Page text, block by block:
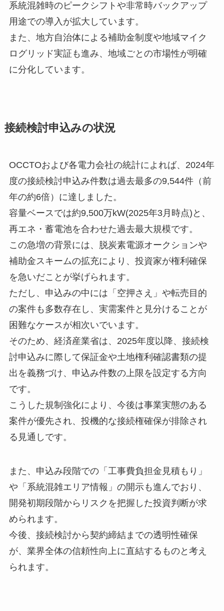
系統混雑時のピークシフトや非常時バックアップ
用途での導入が拡大しています。
また、地方自治体による補助金制度や地域マイク
ログリッド実証も進み、地域ごとの市場性が明確
に分化しています。
接続検討申込みの状況
OCCTOおよび各電力会社の統計によれば、2024年
度の接続検討申込み件数は過去最多の9,544件（前
年の約6倍）に達しました。
容量ベースでは約9,500万kW(2025年3月時点) と、
再エネ・蓄電池を合わせた過去最大規模です。
この急増の背景には、脱炭素電源オークションや
補助金スキームの拡充により、投資家が権利確保
を急いだことが挙げられます。
ただし、申込みの中には「空押さえ」や転売目的
の案件も多数存在し、実需案件と見分けることが
困難なケースが相次いでいます。
そのため、経済産業省は、2025年度以降、接続検
討申込みに際して保証金や土地権利確認書類の提
出を義務づけ、申込み件数の上限を設定する方向
です。
こうした規制強化により、今後は事業実態のある
案件が優先され、投機的な接続権確保が排除され
る見通しです。
また、申込み段階での「工事費負担金見積もり」
や「系統混雑エリア情報」の開示も進んでおり、
開発初期段階からリスクを把握した投資判断が求
められます。
今後、接続検討から契約締結までの透明性確保
が、業界全体の信頼性向上に直結するものと考え
られます。